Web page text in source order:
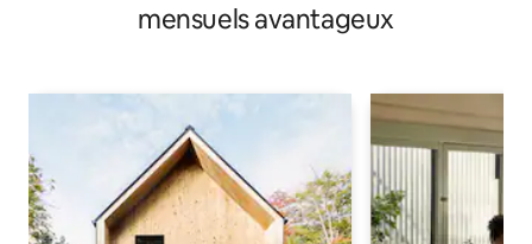
mensuels avantageux